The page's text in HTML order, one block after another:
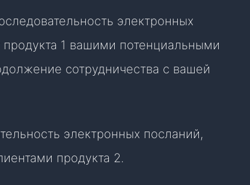
электронных
1 вашими потенциальными
сотрудничества с вашей
электронных посланий,
продукта 2.